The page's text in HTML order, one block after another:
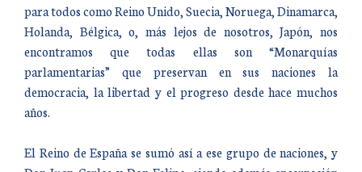
para todos como Reino Unido, Suecia, Noruega, Dinamarca,
Holanda, Bélgica, o, más lejos de nosotros, Japón, nos
encontramos que todas ellas son “Monarquías
parlamentarias” que preservan en sus naciones la
democracia, la libertad y el progreso desde hace muchos
años.
El Reino de España se sumó así a ese grupo de naciones, y